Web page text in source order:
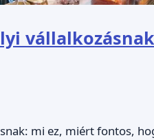
mi ez, miért fontos,